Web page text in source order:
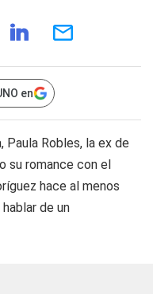
en
Paula Robles, la ex de
su romance con el
hace al menos
de un